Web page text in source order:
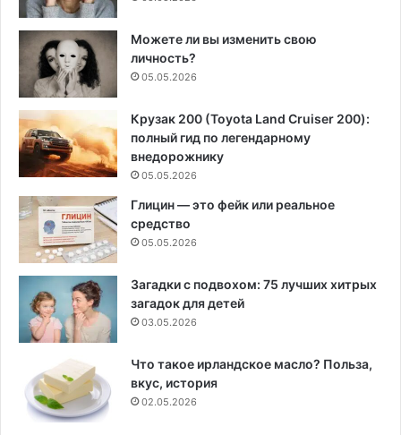
Можете ли вы изменить свою
личность?
05.05.2026
Крузак 200 (Toyota Land Cruiser 200):
полный гид по легендарному
внедорожнику
05.05.2026
Глицин — это фейк или реальное
средство
05.05.2026
Загадки с подвохом: 75 лучших хитрых
загадок для детей
03.05.2026
Что такое ирландское масло? Польза,
вкус, история
02.05.2026